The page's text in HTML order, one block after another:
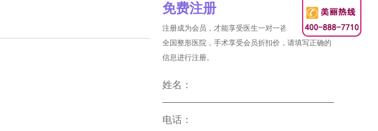
免费注册
注册成为会员，才能享受医生一对一咨询和没费预约
全国整形医院，手术享受会员折扣价，请填写正确的
信息进行注册。
姓名：
电话：